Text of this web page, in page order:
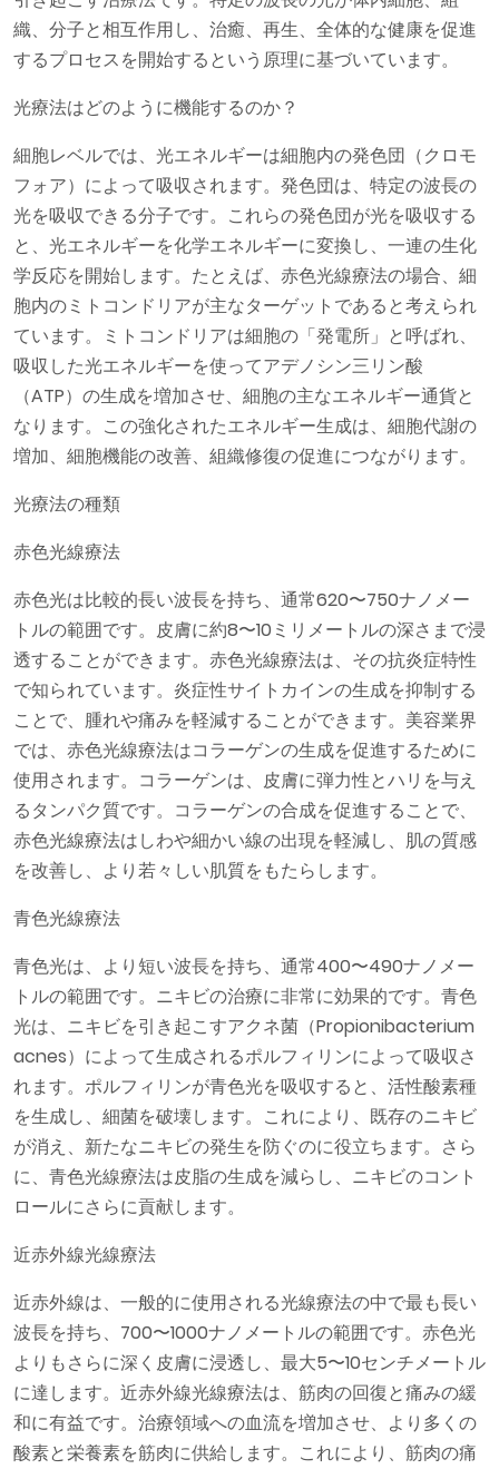
織、分子と相互作用し、治癒、再生、全体的な健康を促進
するプロセスを開始するという原理に基づいています。
光療法はどのように機能するのか？
細胞レベルでは、光エネルギーは細胞内の発色団（クロモ
フォア）によって吸収されます。発色団は、特定の波長の
光を吸収できる分子です。これらの発色団が光を吸収する
と、光エネルギーを化学エネルギーに変換し、一連の生化
学反応を開始します。たとえば、赤色光線療法の場合、細
胞内のミトコンドリアが主なターゲットであると考えられ
ています。ミトコンドリアは細胞の「発電所」と呼ばれ、
吸収した光エネルギーを使ってアデノシン三リン酸
（ATP）の生成を増加させ、細胞の主なエネルギー通貨と
なります。この強化されたエネルギー生成は、細胞代謝の
増加、細胞機能の改善、組織修復の促進につながります。
光療法の種類
赤色光線療法
赤色光は比較的長い波長を持ち、通常620〜750ナノメー
トルの範囲です。皮膚に約8〜10ミリメートルの深さまで浸
透することができます。赤色光線療法は、その抗炎症特性
で知られています。炎症性サイトカインの生成を抑制する
ことで、腫れや痛みを軽減することができます。美容業界
では、赤色光線療法はコラーゲンの生成を促進するために
使用されます。コラーゲンは、皮膚に弾力性とハリを与え
るタンパク質です。コラーゲンの合成を促進することで、
赤色光線療法はしわや細かい線の出現を軽減し、肌の質感
を改善し、より若々しい肌質をもたらします。
青色光線療法
青色光は、より短い波長を持ち、通常400〜490ナノメー
トルの範囲です。ニキビの治療に非常に効果的です。青色
光は、ニキビを引き起こすアクネ菌（Propionibacterium
acnes）によって生成されるポルフィリンによって吸収さ
れます。ポルフィリンが青色光を吸収すると、活性酸素種
を生成し、細菌を破壊します。これにより、既存のニキビ
が消え、新たなニキビの発生を防ぐのに役立ちます。さら
に、青色光線療法は皮脂の生成を減らし、ニキビのコント
ロールにさらに貢献します。
近赤外線光線療法
近赤外線は、一般的に使用される光線療法の中で最も長い
波長を持ち、700〜1000ナノメートルの範囲です。赤色光
よりもさらに深く皮膚に浸透し、最大5〜10センチメートル
に達します。近赤外線光線療法は、筋肉の回復と痛みの緩
和に有益です。治療領域への血流を増加させ、より多くの
酸素と栄養素を筋肉に供給します。これにより、筋肉の痛